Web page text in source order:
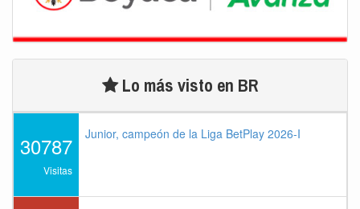
Lo más visto en BR
30787
Visitas
Junior, campeón de la Liga BetPlay 2026-I